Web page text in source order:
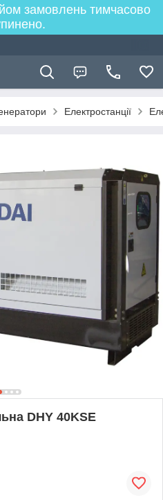
замовлень тимчасово
Електростанції
DHY 40KSE